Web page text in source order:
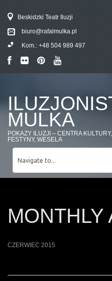
Beskidzki Teatr Iluzji
biuro@rafalmulka.pl
Kom.: +48 504 989 497
MULKA
POKAZY ILUZJI – CENTRA
FESTYNY, WESELA
MONTHLY
CZERWIEC 2015